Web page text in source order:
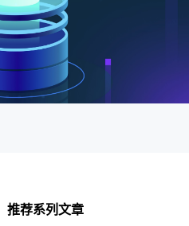
推荐系列文章